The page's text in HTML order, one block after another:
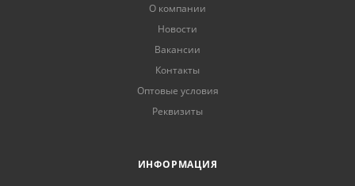
О компании
Новости
Вакансии
Контакты
Оптовые условия
Реквизиты
ИНФОРМАЦИЯ